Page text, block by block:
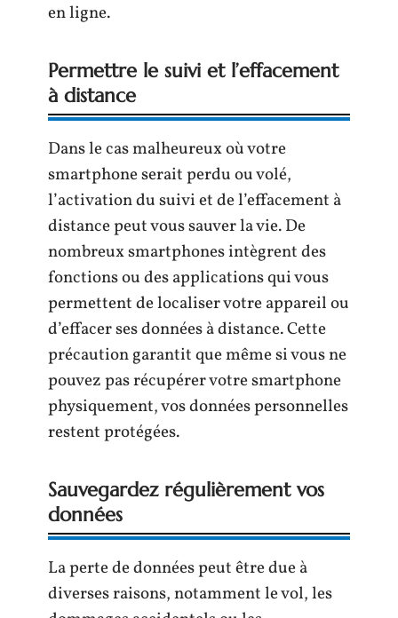
en ligne.
Permettre le suivi et l’effacement
à distance
Dans le cas malheureux où votre
smartphone serait perdu ou volé,
l’activation du suivi et de l’effacement à
distance peut vous sauver la vie. De
nombreux smartphones intègrent des
fonctions ou des applications qui vous
permettent de localiser votre appareil ou
d’effacer ses données à distance. Cette
précaution garantit que même si vous ne
pouvez pas récupérer votre smartphone
physiquement, vos données personnelles
restent protégées.
Sauvegardez régulièrement vos
données
La perte de données peut être due à
diverses raisons, notamment le vol, les